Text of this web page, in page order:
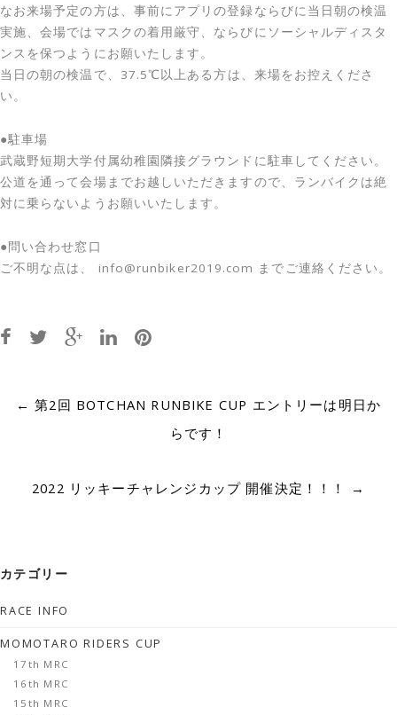
なお来場予定の方は、事前にアプリの登録ならびに当日朝の検温
実施、会場ではマスクの着用厳守、ならびにソーシャルディスタ
ンスを保つようにお願いたします。
当日の朝の検温で、37.5℃以上ある方は、来場をお控えくださ
い。
●駐車場
武蔵野短期大学付属幼稚園隣接グラウンドに駐車してください。
公道を通って会場までお越しいただきますので、ランバイクは絶
対に乗らないようお願いいたします。
●問い合わせ窓口
ご不明な点は、 info@runbiker2019.com までご連絡ください。
Post
← 第2回 BOTCHAN RUNBIKE CUP エントリーは明日か
らです！
2022 リッキーチャレンジカップ 開催決定！！！ →
カテゴリー
RACE INFO
MOMOTARO RIDERS CUP
17th MRC
16th MRC
15th MRC